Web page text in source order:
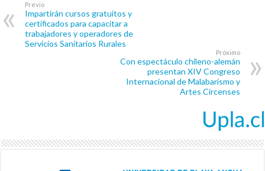
Previo
Impartirán cursos gratuitos y
certificados para capacitar a
trabajadores y operadores de
Servicios Sanitarios Rurales
Próximo
Con espectáculo chileno-alemán
presentan XIV Congreso
Internacional de Malabarismo y
Artes Circenses